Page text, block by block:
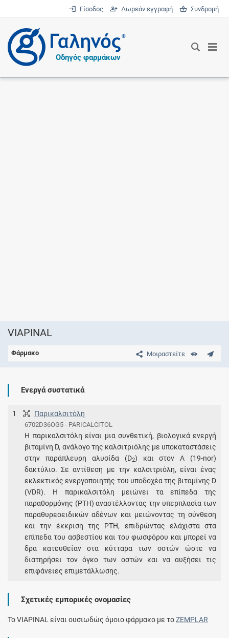
Είσοδος Δωρεάν εγγραφή Συνδρομή
®
Οδηγός φαρμάκων
VIAPINAL
Μοιραστείτε
Φάρμακο
Ενεργά συστατικά
1 Παρικαλσιτόλη
6702D36OG5 - PARICALCITOL
Η παρικαλσιτόλη είναι μια συνθετική, βιολογικά ενεργή
βιταμίνη D, ανάλογο της καλσιτριόλης με υποκαταστάσεις
στην παράπλευρη αλυσίδα (D2) και στον Α (19-nor)
δακτύλιο. Σε αντίθεση με την καλσιτριόλη, είναι ένας
εκλεκτικός ενεργοποιητής του υποδοχέα της βιταμίνης D
(VDR). Η παρικαλσιτόλη μειώνει τα επίπεδα της
παραθορμόνης (PTH) αναστέλλοντας την υπερπλασία των
παραθυρεοειδικών αδένων και μειώνοντας τη σύνθεση
και την έκκριση της PTH, επιδρώντας ελάχιστα στα
επίπεδα του ασβεστίου και του φωσφόρου και μπορεί να
δρα κατευθείαν στα κύτταρα των οστών ώστε να
διατηρήσει τον όγκο των οστών και να αυξήσει τις
επιφάνειες επιμετάλλωσης.
Σχετικές εμπορικές ονομασίες
To VIAPINAL είναι ουσιωδώς όμοιο φάρμακο με τοZEMPLAR